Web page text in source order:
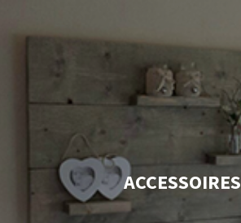
ACCESSOIRES